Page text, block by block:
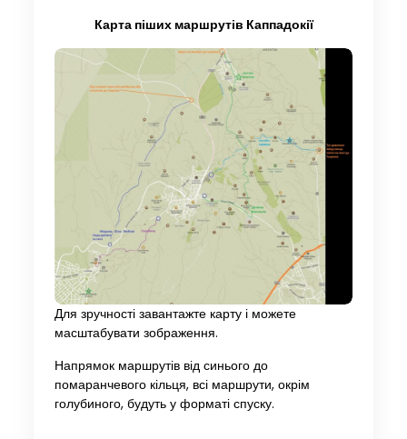
Карта піших маршрутів Каппадокії
Для зручності завантажте карту і можете
масштабувати зображення.
Напрямок маршрутів від синього до
помаранчевого кільця, всі маршрути, окрім
голубиного, будуть у форматі спуску.